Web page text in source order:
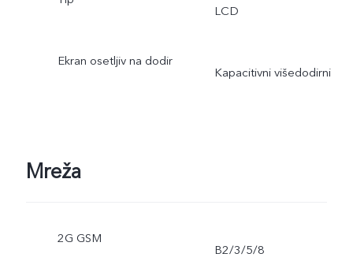
LCD
Ekran osetljiv na dodir
Kapacitivni višedodirni
Mreža
2G GSM
B2/3/5/8